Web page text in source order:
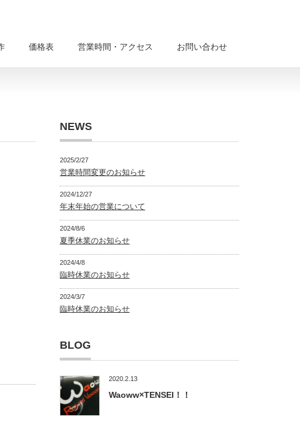
価格表 営業時間・アクセス お問い合わせ
NEWS
2025/2/27
営業時間変更のお知らせ
2024/12/27
年末年始の営業について
2024/8/6
夏季休業のお知らせ
2024/4/8
臨時休業のお知らせ
2024/3/7
臨時休業のお知らせ
BLOG
2020.2.13
Waoww×TENSEI！！